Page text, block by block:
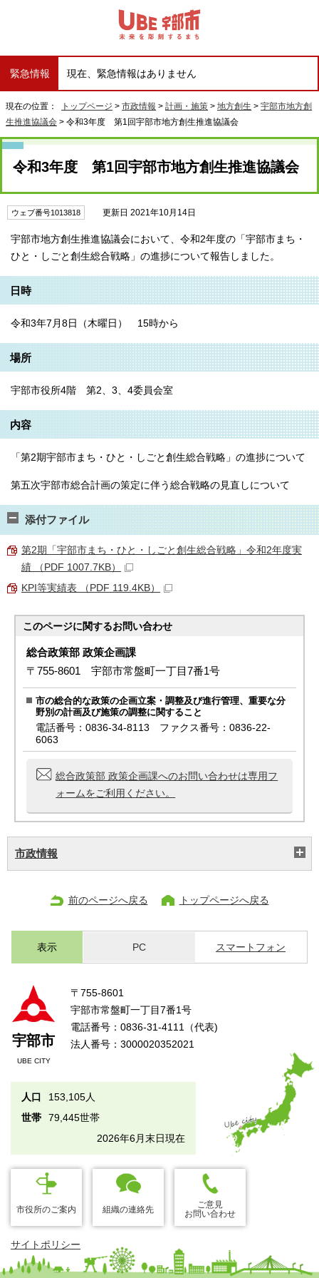
緊急情報 現在、緊急情報はありません
現在の位置： トップページ > 市政情報 > 計画・施策 > 地方創生 > 宇部市地方創
生推進協議会 > 令和3年度 第1回宇部市地方創生推進協議会
令和3年度 第1回宇部市地方創生推進協議会
ウェブ番号1013818 更新日 2021年10月14日
宇部市地方創生推進協議会において、令和2年度の「宇部市まち・
ひと・しごと創生総合戦略」の進捗について報告しました。
日時
令和3年7月8日（木曜日） 15時から
場所
宇部市役所4階 第2、3、4委員会室
内容
「第2期宇部市まち・ひと・しごと創生総合戦略」の進捗について
第五次宇部市総合計画の策定に伴う総合戦略の見直しについて
添付ファイル
第2期「宇部市まち・ひと・しごと創生総合戦略」令和2年度実
績 （PDF 1007.7KB）
KPI等実績表 （PDF 119.4KB）
このページに関するお問い合わせ
総合政策部 政策企画課
〒755-8601 宇部市常盤町一丁目7番1号
市の総合的な政策の企画立案・調整及び進行管理、重要な分
野別の計画及び施策の調整に関すること
電話番号：0836-34-8113 ファクス番号：0836-22-
6063
総合政策部 政策企画課へのお問い合わせは専用フ
ォームをご利用ください。
市政情報
前のページへ戻る トップページへ戻る
表示 PC スマートフォン
宇部市
UBE CITY
〒755-8601
宇部市常盤町一丁目7番1号
電話番号：0836-31-4111（代表)
法人番号：3000020352021
人口
153,105人
世帯
79,445世帯
2026年6月末日現在
市役所のご案内 組織の連絡先
ご意見
お問い合わせ
サイトポリシー